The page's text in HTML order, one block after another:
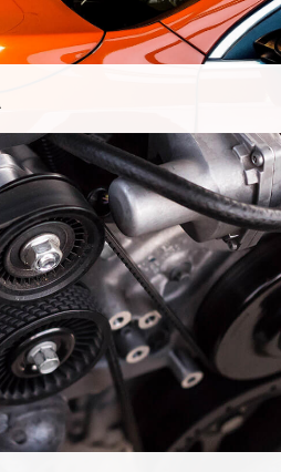
w zakresie wszelkich